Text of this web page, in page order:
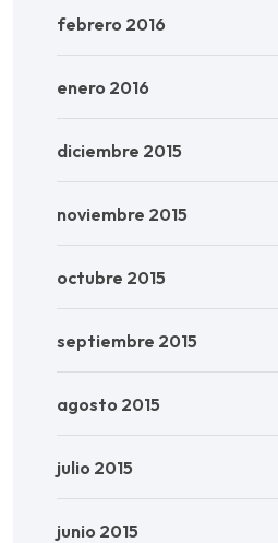
febrero 2016
enero 2016
diciembre 2015
noviembre 2015
octubre 2015
septiembre 2015
agosto 2015
julio 2015
junio 2015